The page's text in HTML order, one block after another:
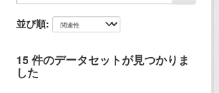
並び順
15 件のデータセットが見つかりま
した